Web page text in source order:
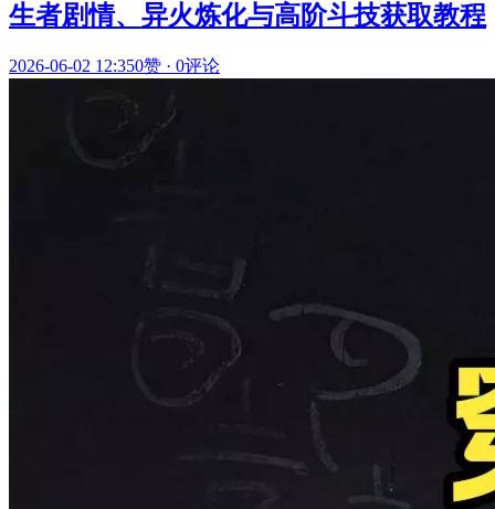
生者剧情、异火炼化与高阶斗技获取教程
2026-06-02 12:350赞 · 0评论